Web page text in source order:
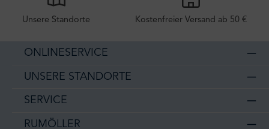
Unsere Standorte Kostenfreier Versand ab 50 €
ONLINESERVICE
UNSERE STANDORTE
SERVICE
RUMÖLLER